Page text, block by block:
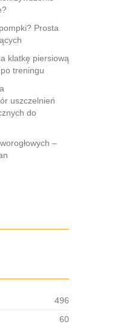
Prosta
klatkę piersiową
treningu
uszczelnień
do
–
496
60